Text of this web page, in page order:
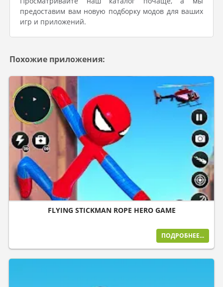
предоставим вам новую подборку модов для ваших
игр и приложений.
Похожие приложения:
FLYING STICKMAN ROPE HERO GAME
ПОДРОБНЕЕ...